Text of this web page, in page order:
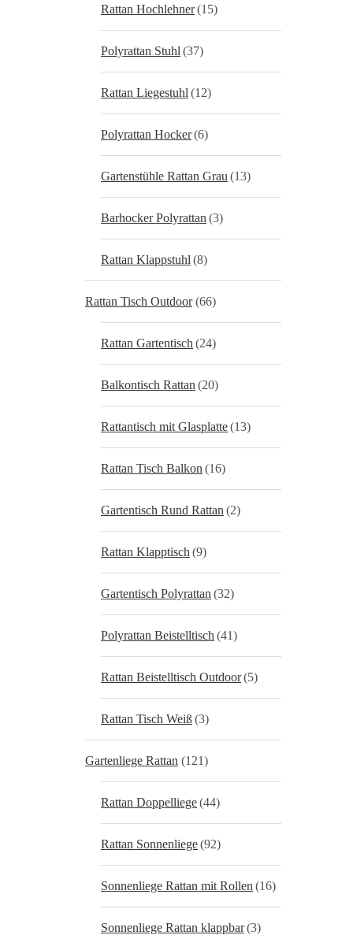
Rattan Hochlehner(15)
Polyrattan Stuhl (37)
Rattan Liegestuhl (12)
Polyrattan Hocker(6)
Gartenstühle Rattan Grau (13)
Barhocker Polyrattan (3)
Rattan Klappstuhl (8)
Rattan Tisch Outdoor (66)
Rattan Gartentisch (24)
Balkontisch Rattan (20)
Rattantisch mit Glasplatte(13)
Rattan Tisch Balkon (16)
Gartentisch Rund Rattan (2)
Rattan Klapptisch (9)
Gartentisch Polyrattan (32)
Polyrattan Beistelltisch (41)
Rattan Beistelltisch Outdoor(5)
Rattan Tisch Weiß(3)
Gartenliege Rattan (121)
Rattan Doppelliege(44)
Rattan Sonnenliege(92)
Sonnenliege Rattan mit Rollen (16)
Sonnenliege Rattan klappbar(3)